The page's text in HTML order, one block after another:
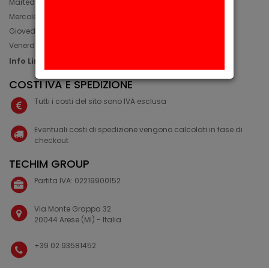
Martedì: 08:30 - 12:30, 14:00 - 17:00
Mercoledì: 08:30 - 12:30, 14:00 - 17:00
Giovedì: 09:30 - 12:30, 14:00 - 17:00
Venerdì: 08:30 - 12:30, 14:00 - 17:00
Info Line: +39 02 93581452
COSTI IVA E SPEDIZIONE
Tutti i costi del sito sono IVA esclusa
Eventuali costi di spedizione vengono calcolati in fase di
checkout
TECHIM GROUP
Partita IVA: 02219900152
Via Monte Grappa 32
20044 Arese (MI) - Italia
+39 02 93581452